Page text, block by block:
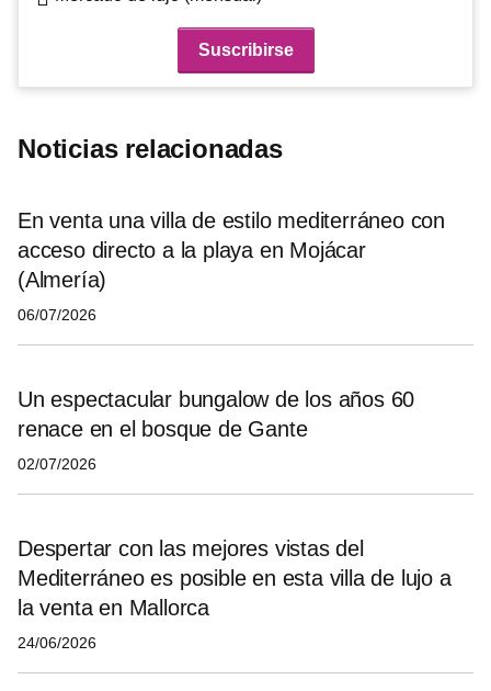
Noticias relacionadas
En venta una villa de estilo mediterráneo con
acceso directo a la playa en Mojácar
(Almería)
06/07/2026
Un espectacular bungalow de los años 60
renace en el bosque de Gante
02/07/2026
Despertar con las mejores vistas del
Mediterráneo es posible en esta villa de lujo a
la venta en Mallorca
24/06/2026